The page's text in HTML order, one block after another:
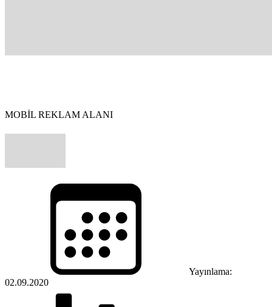
MOBİL REKLAM ALANI
Yayınlama:
02.09.2020